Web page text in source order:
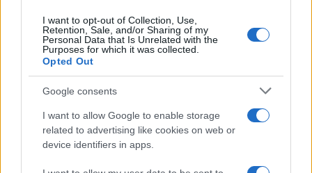
I want to opt-out of Collection, Use,
Retention, Sale, and/or Sharing of my
Personal Data that Is Unrelated with the
Purposes for which it was collected.
Opted Out
Google consents
I want to allow Google to enable storage
related to advertising like cookies on web or
device identifiers in apps.
Team Event
Rugby: All Blacks vs Springboks, il calendario
completo del Greatest Rivalry Tour
Lara Gut: stipendio e patrimonio della sciatrice
A quanto ammonta il patrimonio di Federica
Pellegrini? Lo stipendio